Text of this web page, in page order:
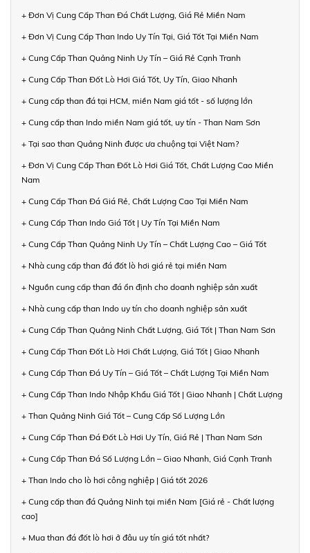
+ Đơn Vị Cung Cấp Than Đá Chất Lượng, Giá Rẻ Miền Nam
+ Đơn Vị Cung Cấp Than Indo Uy Tín Tại, Giá Tốt Tại Miền Nam
+ Cung Cấp Than Quảng Ninh Uy Tín – Giá Rẻ Cạnh Tranh
+ Cung Cấp Than Đốt Lò Hơi Giá Tốt, Uy Tín, Giao Nhanh
+ Cung cấp than đá tại HCM, miền Nam giá tốt - số lượng lớn
+ Cung cấp than Indo miền Nam giá tốt, uy tín - Than Nam Sơn
+ Tại sao than Quảng Ninh được ưa chuộng tại Việt Nam?
+ Đơn Vị Cung Cấp Than Đốt Lò Hơi Giá Tốt, Chất Lượng Cao Miền
Nam
+ Cung Cấp Than Đá Giá Rẻ, Chất Lượng Cao Tại Miền Nam
+ Cung Cấp Than Indo Giá Tốt | Uy Tín Tại Miền Nam
+ Cung Cấp Than Quảng Ninh Uy Tín – Chất Lượng Cao – Giá Tốt
+ Nhà cung cấp than đá đốt lò hơi giá rẻ tại miền Nam
+ Nguồn cung cấp than đá ổn định cho doanh nghiệp sản xuất
+ Nhà cung cấp than Indo uy tín cho doanh nghiệp sản xuất
+ Cung Cấp Than Quảng Ninh Chất Lượng, Giá Tốt | Than Nam Sơn
+ Cung Cấp Than Đốt Lò Hơi Chất Lượng, Giá Tốt | Giao Nhanh
+ Cung Cấp Than Đá Uy Tín – Giá Tốt – Chất Lượng Tại Miền Nam
+ Cung Cấp Than Indo Nhập Khẩu Giá Tốt | Giao Nhanh | Chất Lượng
+ Than Quảng Ninh Giá Tốt – Cung Cấp Số Lượng Lớn
+ Cung Cấp Than Đá Đốt Lò Hơi Uy Tín, Giá Rẻ | Than Nam Sơn
+ Cung Cấp Than Đá Số Lượng Lớn – Giao Nhanh, Giá Cạnh Tranh
+ Than Indo cho lò hơi công nghiệp | Giá tốt 2026
+ Cung cấp than đá Quảng Ninh tại miền Nam [Giá rẻ - Chất lượng
cao]
+ Mua than đá đốt lò hơi ở đâu uy tín giá tốt nhất?